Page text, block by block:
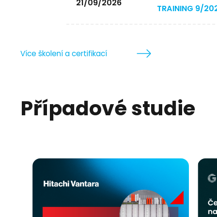
21/09/2026
TRAINING 9/
Více školení a certifikací
Případové studie